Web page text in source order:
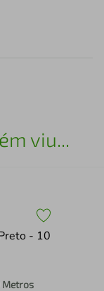
viu...
Metros